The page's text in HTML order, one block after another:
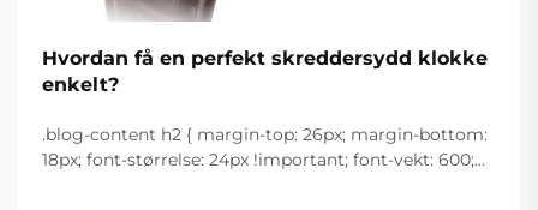
Hvordan få en perfekt skreddersydd klokke
enkelt?
.blog-content h2 { margin-top: 26px; margin-bottom:
18px; font-størrelse: 24px !important; font-vekt: 600;